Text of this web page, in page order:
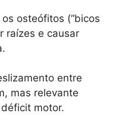
osteófitos (“bicos
raízes e causar
entre
mas relevante
motor.